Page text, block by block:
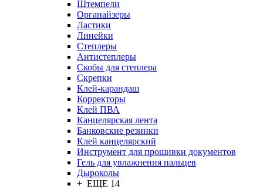
Штемпели
Органайзеры
Ластики
Линейки
Степлеры
Антистеплеры
Скобы для степлера
Скрепки
Клей-карандаш
Корректоры
Клей ПВА
Канцелярская лента
Банковские резинки
Клей канцелярский
Инструмент для прошивки документов
Гель для увлажнения пальцев
Дыроколы
+ ЕЩЕ 14